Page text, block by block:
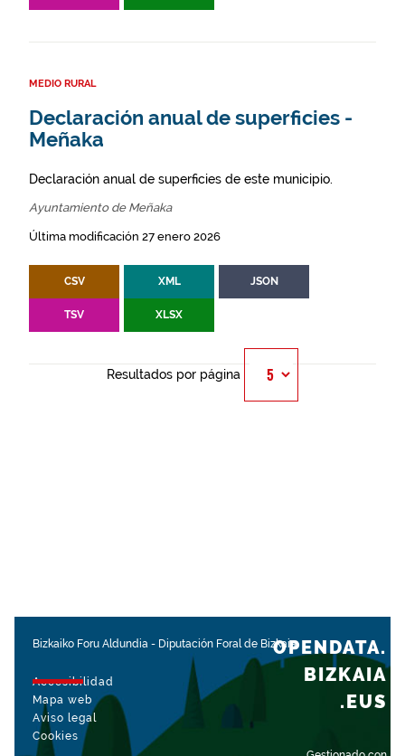
MEDIO RURAL
Declaración anual de superficies -
Meñaka
Declaración anual de superficies de este municipio.
Ayuntamiento de Meñaka
Última modificación 27 enero 2026
CSV XML JSON
TSV XLSX
Resultados por página
Bizkaiko Foru Aldundia - Diputación Foral de Bizkaia
Accesibilidad
Mapa web
Aviso legal
Cookies
OPENDATA.
BIZKAIA
.EUS